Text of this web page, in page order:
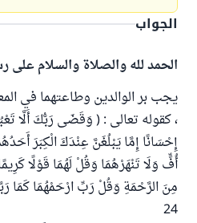
الجواب
الحمد لله والصلاة والسلام على
يجب بر الوالدين وطاعتهما في
، كقوله تعالى : ( وَقَضَى رَبُّكَ أَلَّا
إِحْسَانًا إِمَّا يَبْلُغَنَّ عِنْدَكَ الْكِبَرَ
أُفٍّ وَلَا تَنْهَرْهُمَا وَقُلْ لَهُمَا قَوْلًا
24